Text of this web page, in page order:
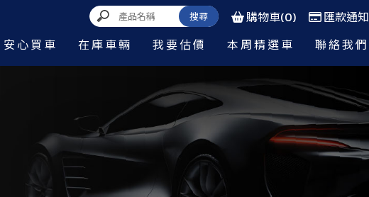
購物車(0)
匯款通知
安心買車 在庫車輛 我要估價 本周精選車 聯絡我們